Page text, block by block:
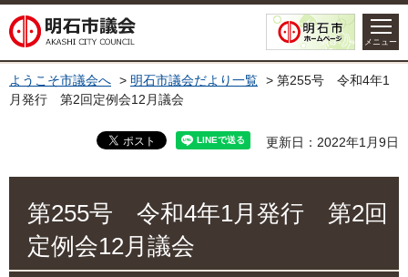
明石市議会
メニュー
ようこそ市議会へ > 明石市議会だより一覧 > 第255号 令和4年1
月発行 第2回定例会12月議会
更新日：2022年1月9日
第255号 令和4年1月発行 第2回
定例会12月議会